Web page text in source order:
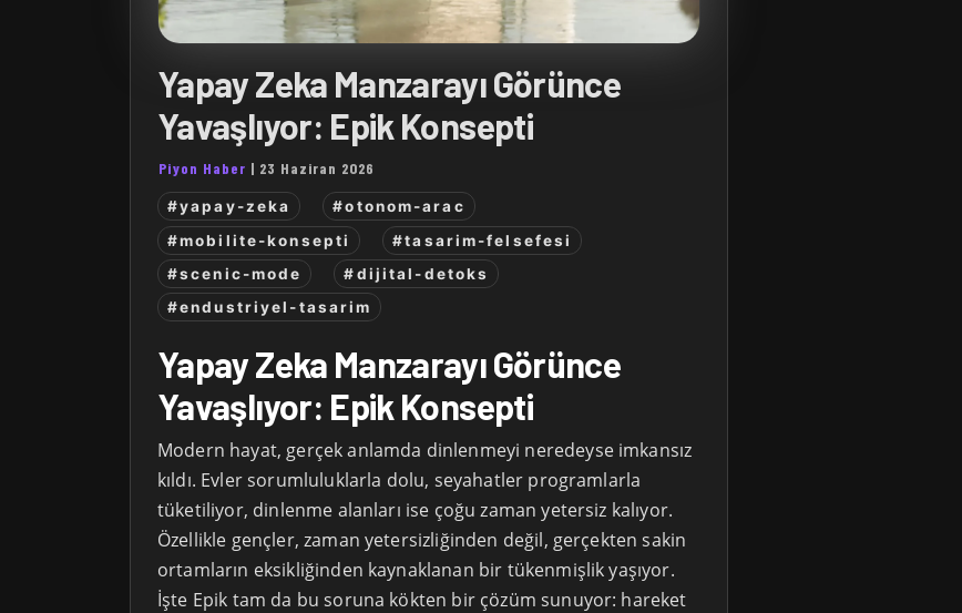
Yapay Zeka Manzarayı Görünce
Yavaşlıyor: Epik Konsepti
Piyon Haber | 23 Haziran 2026
#yapay-zeka
#otonom-arac
#mobilite-konsepti
#tasarim-felsefesi
#scenic-mode
#dijital-detoks
#endustriyel-tasarim
Yapay Zeka Manzarayı Görünce
Yavaşlıyor: Epik Konsepti
Modern hayat, gerçek anlamda dinlenmeyi neredeyse imkansız
kıldı. Evler sorumluluklarla dolu, seyahatler programlarla
tüketiliyor, dinlenme alanları ise çoğu zaman yetersiz kalıyor.
Özellikle gençler, zaman yetersizliğinden değil, gerçekten sakin
ortamların eksikliğinden kaynaklanan bir tükenmişlik yaşıyor.
İşte Epik tam da bu soruna kökten bir çözüm sunuyor: hareket